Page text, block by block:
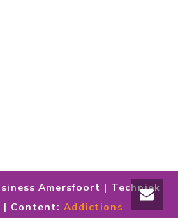
Amersfoort | Techniek
| Content: Addictions